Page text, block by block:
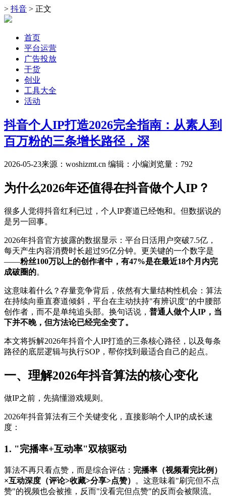
> 抖音 > 正文
首页
平台运营
广告投放
干货
创业
工具大全
活动
抖音个人IP打造2026完全指南：从素人到
百万粉的三条增长路径，深
2026-05-23来源：woshizmt.cn 编辑：小编浏览量： 792
为什么2026年还值得在抖音做个人IP？
很多人觉得抖音红利已过，个人IP赛道已经饱和。但数据说的
是另一回事。
2026年抖音官方披露的数据显示：平台日活用户突破7.5亿，
每天产生内容消费时长超过95亿分钟。更关键的一个数字是
——粉丝100万以上的创作者中，有47%是在最近18个月内完
成破圈的。
这意味着什么？存量竞争背后，依然有大量结构性机会：算法
在持续向垂直赛道倾斜，平台在主动扶持"有辨识度"的中腰部
创作者，而不是单纯追头部。换句话说， 普通人做个人IP，当
下并不晚，但方法论已经完全变了。
本文将拆解2026年抖音个人IP打造的三条核心路径，以及每条
路径的底层逻辑与执行SOP，帮你找到最适合自己的起点。
一、理解2026年抖音算法的核心变化
做IP之前，先搞懂游戏规则。
2026年抖音算法有三个关键变化，直接影响个人IP的成长速
度：
1. "完播率+互动率"双核驱动
算法不再只看点赞，而是综合评估： 完播率（视频看完比例）
×互动深度（评论>收藏>分享>点赞）
。这意味着"刷完但不点
赞"的视频也会被推，反而"没看完但点赞"的反而会被限流。